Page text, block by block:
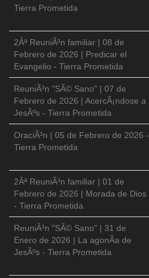
Tierra Prometida
2Âª ReuniÃ³n familiar | 08 de
Febrero de 2026 | Predicar el
Evangelio - Tierra Prometida
ReuniÃ³n "SÃ© Sano" | 07 de
Febrero de 2026 | AcercÃ¡ndose a
JesÃºs - Tierra Prometida
OraciÃ³n | 05 de Febrero de 2026 -
Tierra Prometida
2Âª ReuniÃ³n familiar | 01 de
Febrero de 2026 | Morada de Dios
- Tierra Prometida
ReuniÃ³n "SÃ© Sano" | 31 de
Enero de 2026 | La agonÃ­a de
JesÃºs - Tierra Prometida